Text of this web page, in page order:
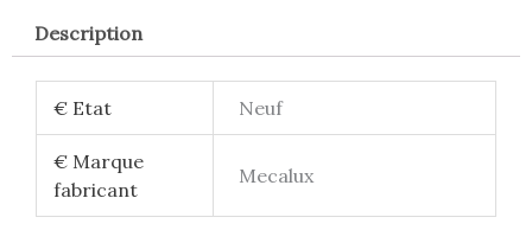
Description
€ Etat Neuf
€ Marque
fabricant
Mecalux